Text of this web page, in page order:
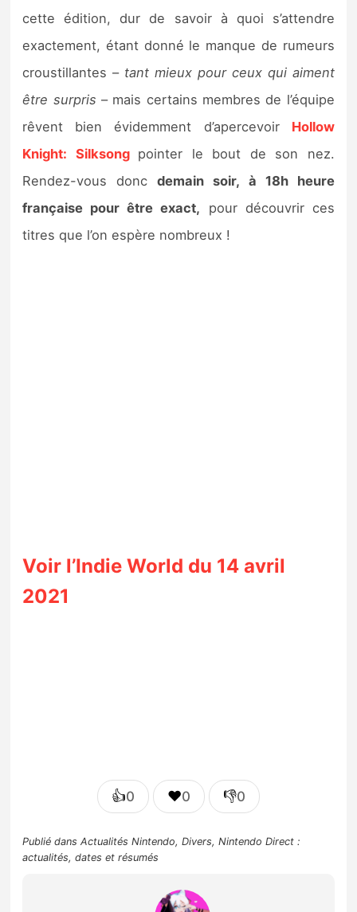
cette édition, dur de savoir à quoi s’attendre
exactement, étant donné le manque de rumeurs
croustillantes – tant mieux pour ceux qui aiment
être surpris – mais certains membres de l’équipe
rêvent bien évidemment d’apercevoir Hollow
Knight: Silksong pointer le bout de son nez.
Rendez-vous doncdemain soir, à 18h heure
française pour être exact, pour découvrir ces
titres que l’on espère nombreux !
Voir l’Indie World du 14 avril
2021
👍0 ❤️0 👎0
Publié dansActualités Nintendo,Divers,Nintendo Direct :
actualités, dates et résumés